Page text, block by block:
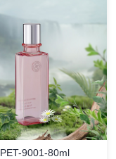
PET-9001-80ml